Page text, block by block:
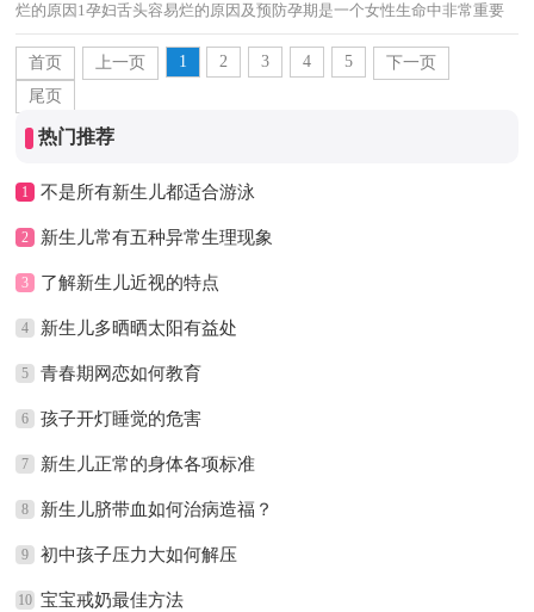
烂的原因1孕妇舌头容易烂的原因及预防孕期是一个女性生命中非常重要
的时期，既要关注自身健康，也要注意宝...
首页 上一页 1 2 3 4 5
下一页
尾页
热门推荐
1 不是所有新生儿都适合游泳
2 新生儿常有五种异常生理现象
3 了解新生儿近视的特点
4 新生儿多晒晒太阳有益处
5 青春期网恋如何教育
6 孩子开灯睡觉的危害
7 新生儿正常的身体各项标准
8 新生儿脐带血如何治病造福？
9 初中孩子压力大如何解压
10 宝宝戒奶最佳方法